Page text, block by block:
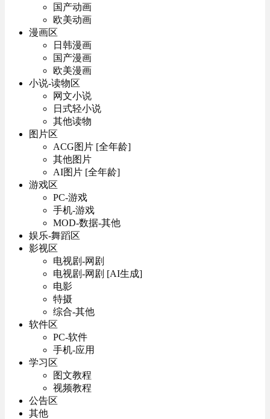
国产动画
欧美动画
漫画区
日韩漫画
国产漫画
欧美漫画
小说-读物区
网文小说
日式轻小说
其他读物
图片区
ACG图片 [全年龄]
其他图片
AI图片 [全年龄]
游戏区
PC-游戏
手机-游戏
MOD-数据-其他
娱乐-舞蹈区
影视区
电视剧-网剧
电视剧-网剧 [AI生成]
电影
特摄
综合-其他
软件区
PC-软件
手机-应用
学习区
图文教程
视频教程
公告区
其他